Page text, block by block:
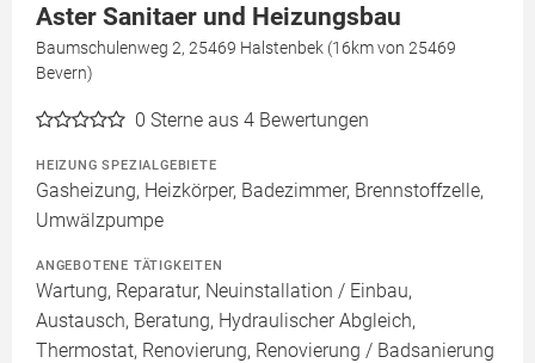
Aster Sanitaer und Heizungsbau
Baumschulenweg 2, 25469 Halstenbek (16km von 25469
Bevern)
0 Sterne aus 4 Bewertungen
HEIZUNG SPEZIALGEBIETE
Gasheizung, Heizkörper, Badezimmer, Brennstoffzelle,
Umwälzpumpe
ANGEBOTENE TÄTIGKEITEN
Wartung, Reparatur, Neuinstallation / Einbau,
Austausch, Beratung, Hydraulischer Abgleich,
Thermostat, Renovierung, Renovierung / Badsanierung